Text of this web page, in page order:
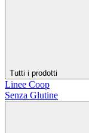
Tutti i prodotti
Linee Coop
Senza Glutine